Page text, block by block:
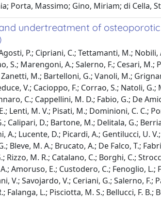
Porta, Massimo; Gino, Miriam; di Cella,
undertreatment of
P.; Cipriani, C.; Tettamanti, M.;
S.; Marengoni, A.; Salerno, F.; Cesari,
M.; Bartelloni, G.; Vanoli, M.;
V.; Cacioppo, F.; Corrao, S.; Natoli,
C.; Cappellini, M. D.; Fabio, G.; De
Lenti, M. V.; Pisati, M.; Dominioni, C. C.;
Calipari, D.; Bartone, M.; Delitala, G.;
A.; Lucente, D.; Picardi, A.; Gentilucci, U.
Bleve, M. A.; Brucato, A.; De Falco, T.;
Rizzo, M. R.; Catalano, C.; Borghi, C.;
Amoruso, E.; Custodero, C.; Fenoglio, L.;
V.; Savojardo, V.; Ceriani, G.; Salerno,
Falanga, L.; Pisciotta, M. S.; Bellucci, F.